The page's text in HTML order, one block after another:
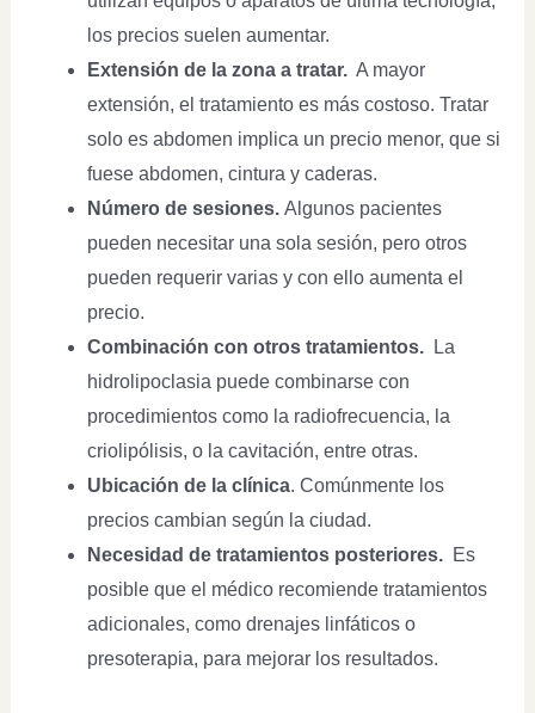
los precios suelen aumentar.
Extensión de la zona a tratar.A mayor
extensión, el tratamiento es más costoso. Tratar
solo es abdomen implica un precio menor, que si
fuese abdomen, cintura y caderas.
Número de sesiones. Algunos pacientes
pueden necesitar una sola sesión, pero otros
pueden requerir varias y con ello aumenta el
precio.
Combinación con otros tratamientos.
La
hidrolipoclasia puede combinarse con
procedimientos como la radiofrecuencia, la
criolipólisis, o la cavitación, entre otras.
Ubicación de la clínica. Comúnmente los
precios cambian según la ciudad.
Necesidad de tratamientos posteriores. Es
posible que el médico recomiende tratamientos
adicionales, como drenajes linfáticos o
presoterapia, para mejorar los resultados.